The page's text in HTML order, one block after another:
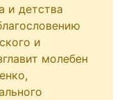
и детства
и
молебен